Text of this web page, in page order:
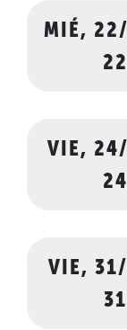
MIÉ,
VIE,
VIE,